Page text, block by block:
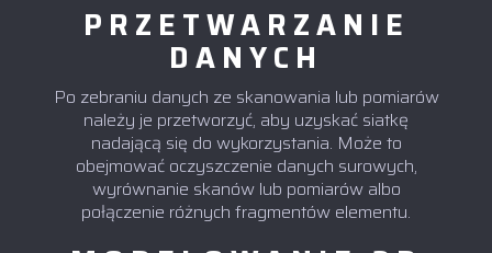
PRZETWARZANIE
DANYCH
Po zebraniu danych ze skanowania lub pomiarów
należy je przetworzyć, aby uzyskać siatkę
nadającą się do wykorzystania. Może to
obejmować oczyszczenie danych surowych,
wyrównanie skanów lub pomiarów albo
połączenie różnych fragmentów elementu.